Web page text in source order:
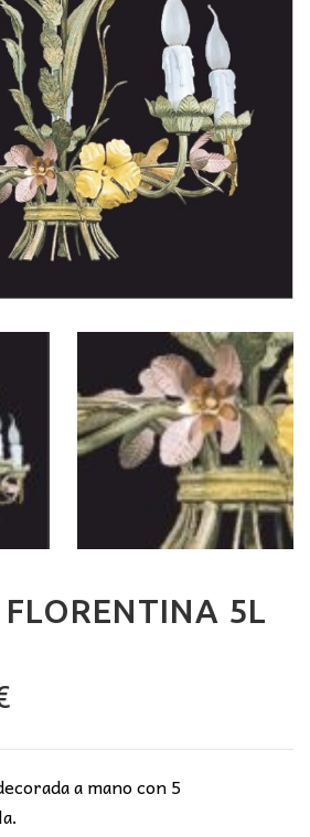
5L
El
actual
es:
89,00€.
a mano con 5